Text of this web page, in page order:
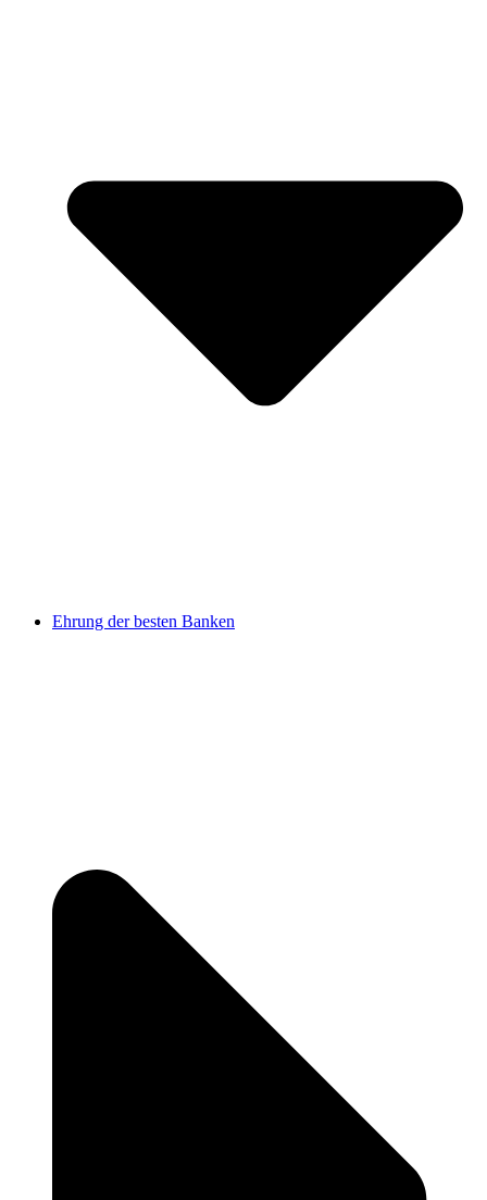
Ehrung der besten Banken